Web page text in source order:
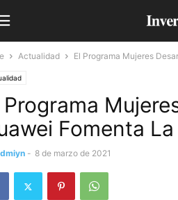
Actualidad El Programa Mujeres
Programa
Fomenta
- 8 de marzo de 2021